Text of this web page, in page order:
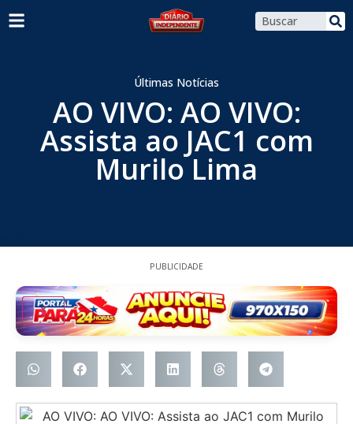
Últimas Notícias
AO VIVO: AO VIVO:
Assista ao JAC1 com
Murilo Lima
PUBLICIDADE